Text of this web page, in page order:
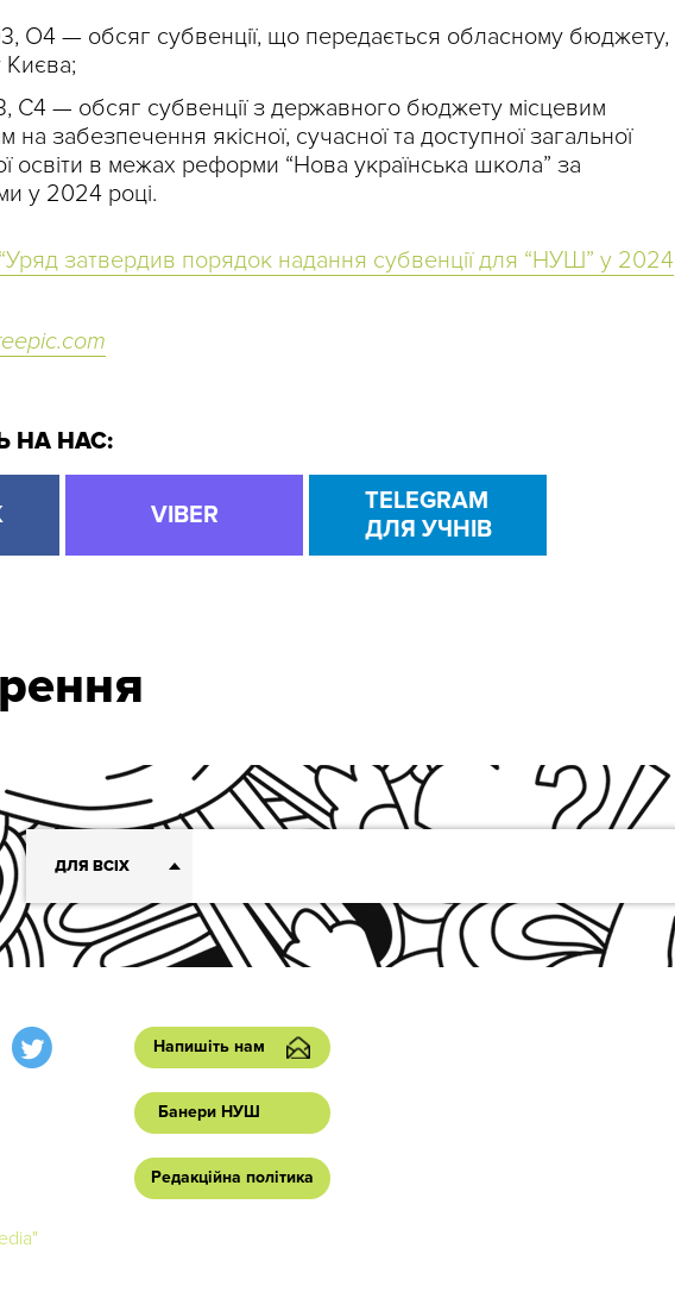
О4 — обсяг субвенції, що передається обласному бюджету,
С4 — обсяг субвенції з державного бюджету місцевим
на забезпечення якісної, сучасної та доступної загальної
освіти в межах реформи “Нова українська школа” за
у 2024 році.
“Уряд затвердив порядок надання субвенції для “НУШ” у 2024
НА НАС:
VIBER
TELEGRAM
ДЛЯ УЧНІВ
ДЛЯ ВСІХ
Напишіть нам
Банери НУШ
Редакційна політика